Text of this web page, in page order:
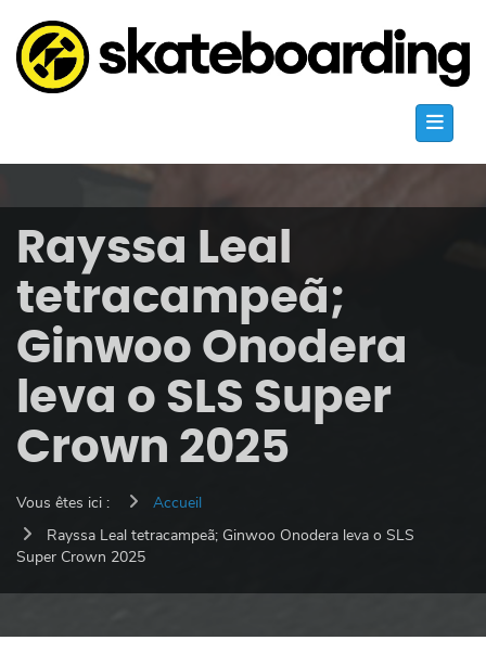
Rayssa Leal
tetracampeã;
Ginwoo Onodera
leva o SLS Super
Crown 2025
Vous êtes ici :
Accueil
Rayssa Leal tetracampeã; Ginwoo Onodera leva o SLS
Super Crown 2025